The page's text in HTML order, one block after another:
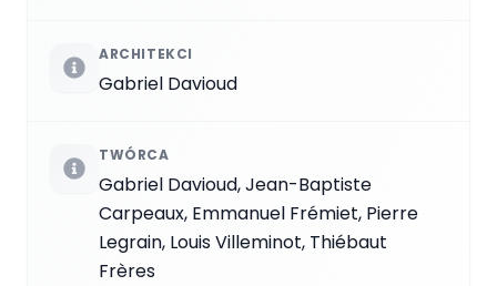
ARCHITEKCI
Gabriel Davioud
TWÓRCA
Gabriel Davioud, Jean-Baptiste
Carpeaux, Emmanuel Frémiet, Pierre
Legrain, Louis Villeminot, Thiébaut
Frères